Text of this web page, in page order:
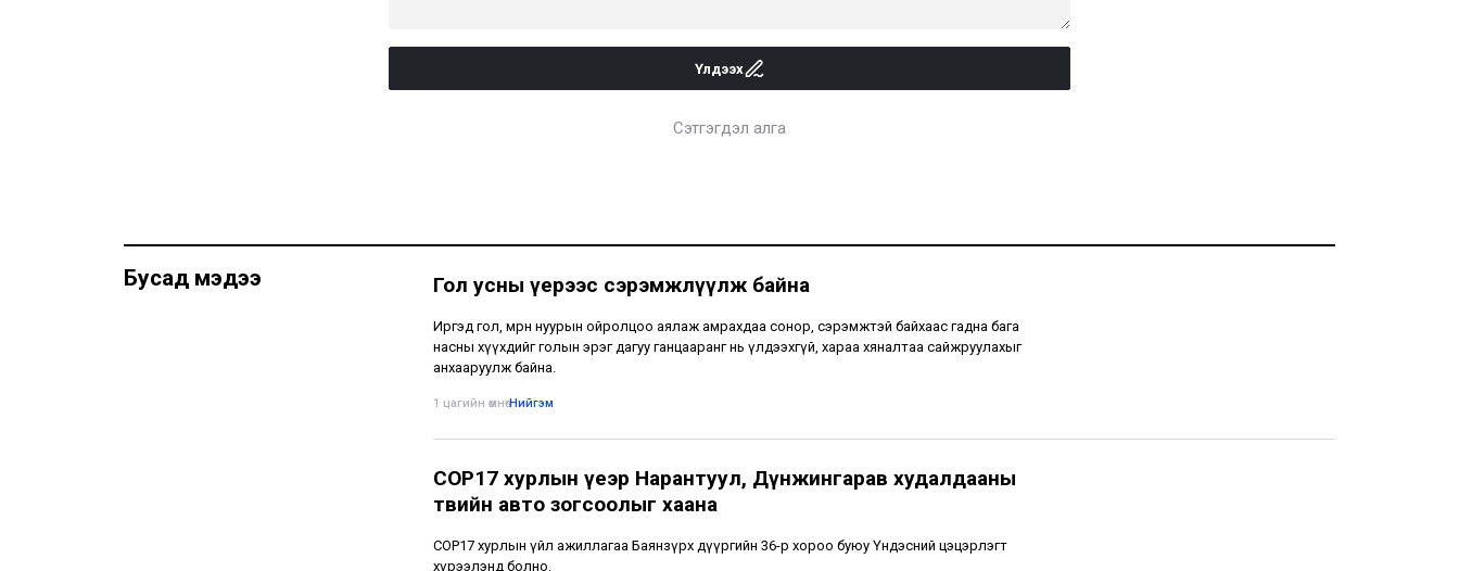
Үлдээх
Сэтгэгдэл алга
Бусад мэдээ Гол усны үерээс сэрэмжлүүлж байна
Иргэд гол, мөрөн нуурын ойролцоо аялаж амрахдаа сонор, сэрэмжтэй байхаас гадна бага
насны хүүхдийг голын эрэг дагуу ганцааранг нь үлдээхгүй, хараа хяналтаа сайжруулахыг
анхааруулж байна.
1 цагийн өмнө•Нийгэм
COP17 хурлын үеэр Нарантуул, Дүнжингарав худалдааны
төвийн авто зогсоолыг хаана
СОР17 хурлын үйл ажиллагаа Баянзүрх дүүргийн 36-р хороо буюу Үндэсний цэцэрлэгт
хүрээлэнд болно.